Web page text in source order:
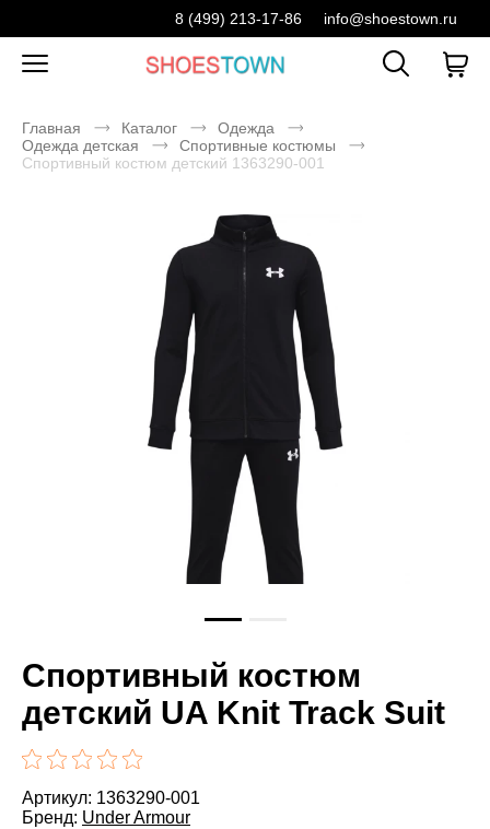
8 (499) 213-17-86 info@shoestown.ru
Главная Каталог
Одежда
Одежда детская
Спортивные костюмы
Спортивный костюм детский 1363290-001
Спортивный костюм
детский UA Knit Track Suit
Артикул: 1363290-001
Бренд: Under Armour